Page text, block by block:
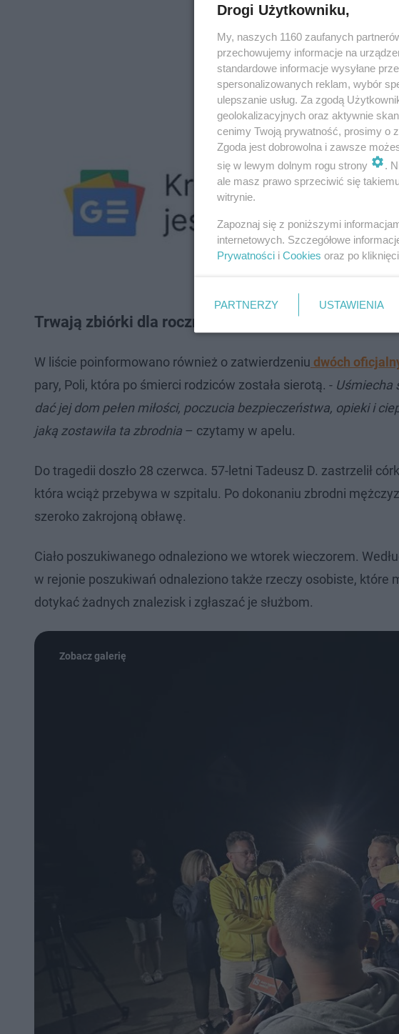
Trwają zbiórki dla rocznej Poli, córki zamordowanej
W liście poinformowano również o zatwierdzeniu dwóch
pary, Poli, która po śmierci rodziców została sierotą. - Uśmiecha
dać jej dom pełen miłości, poczucia bezpieczeństwa, opieki i
jaką zostawiła ta zbrodnia – czytamy w apelu.
Do tragedii doszło 28 czerwca. 57-letni Tadeusz D. zastrzelił
która wciąż przebywa w szpitalu. Po dokonaniu zbrodni
szeroko zakrojoną obławę.
Ciało poszukiwanego odnaleziono we wtorek wieczorem.
w rejonie poszukiwań odnaleziono także rzeczy osobiste, które
dotykać żadnych znalezisk i zgłaszać je służbom.
Drogi Użytkowniku,
My, naszych 1160 zaufanych
przechowujemy informacje na
standardowe informacje wysyłane
spersonalizowanych reklam, wybór
ulepszanie usług. Za zgodą
geolokalizacyjnych oraz aktywnie
cenimy Twoją prywatność, prosimy o
Zgoda jest dobrowolna i zawsze
się w lewym dolnym rogu strony
.
ale masz prawo sprzeciwić się
witrynie.
Zapoznaj się z poniższymi
internetowych. Szczegółowe
Prywatności i Cookies oraz po
PARTNERZY USTAWIENIA